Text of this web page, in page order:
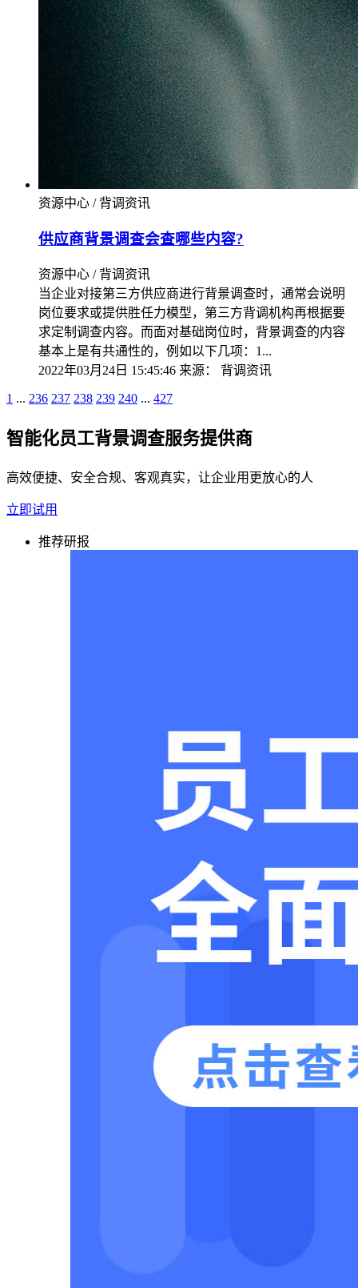
资源中心 / 背调资讯
供应商背景调查会查哪些内容?
资源中心 / 背调资讯
当企业对接第三方供应商进行背景调查时，通常会说明
岗位要求或提供胜任力模型，第三方背调机构再根据要
求定制调查内容。而面对基础岗位时，背景调查的内容
基本上是有共通性的，例如以下几项：1...
2022年03月24日 15:45:46 来源： 背调资讯
1 ... 236 237 238 239 240 ... 427
智能化员工背景调查服务提供商
高效便捷、安全合规、客观真实，让企业用更放心的人
立即试用
推荐研报